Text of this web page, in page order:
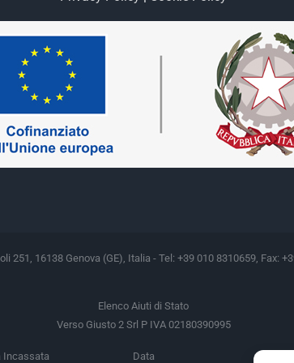
251, 16138 Genova (GE), Italia - Tel: +39 010 8310659, Fax:
Elenco Aiuti di Stato
Verso Giusto 2 Srl P IVA 02180390995
Incassata Data